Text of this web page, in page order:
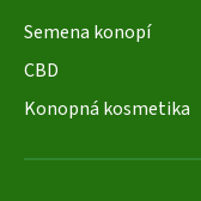
Semena konopí
CBD
Konopná kosmetika